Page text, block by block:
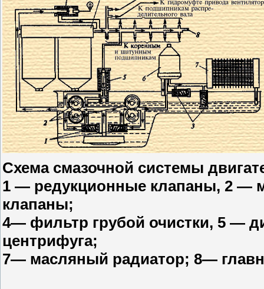
Схема смазочной системы
1 — редукционные клапаны, 2 —
клапаны;
4— фильтр грубой очистки, 5 —
центрифуга;
7— масляный радиатор; 8—